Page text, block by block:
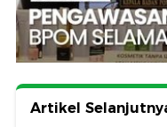
Artikel